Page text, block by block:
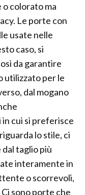
colorato ma
Le porte con
usate nelle
caso, si
da garantire
utilizzato per le
dal mogano
cui si preferisce
lo stile, ci
taglio più
interamente in
o scorrevoli,
sono porte che